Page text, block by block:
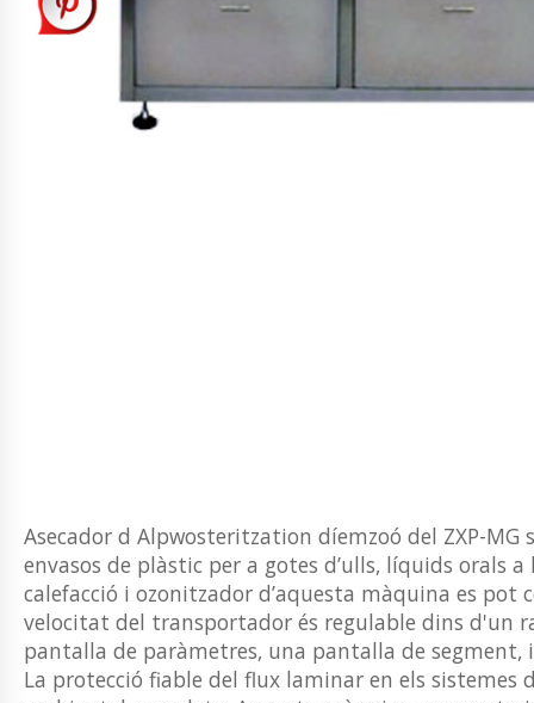
Asecador d Alpwosteritzation díemzoó del ZXP-
envasos de plàstic per a gotes d’ulls, líquids
calefacció i ozonitzador d’aquesta màquina es
velocitat del transportador és regulable dins d'un
pantalla de paràmetres, una pantalla de segment,
La protecció fiable del flux laminar en els sistemes